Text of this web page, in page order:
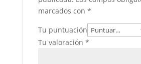
marcados con *
Tu puntuación
Tu valoración *